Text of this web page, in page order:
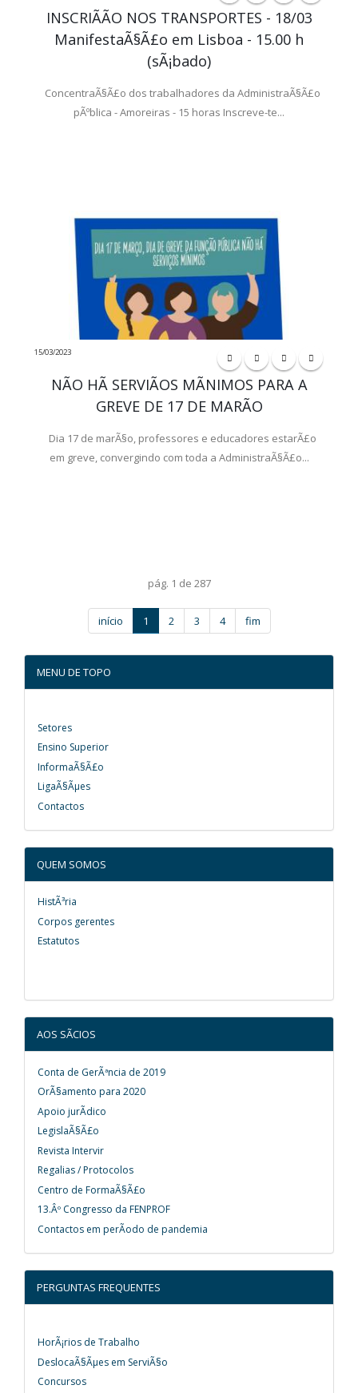
INSCRIÃÃO NOS TRANSPORTES - 18/03
ManifestaÃ§Ã£o em Lisboa - 15.00 h
(sÃ¡bado)
ConcentraÃ§Ã£o dos trabalhadores da AdministraÃ§Ã£o
pÃºblica - Amoreiras - 15 horas Inscreve-te...
15/03/2023
NÃO HÃ SERVIÃOS MÃNIMOS PARA A
GREVE DE 17 DE MARÃO
Dia 17 de marÃ§o, professores e educadores estarÃ£o
em greve, convergindo com toda a AdministraÃ§Ã£o...
pág. 1 de 287
início 1 2 3 4 fim
MENU DE TOPO
Setores
Ensino Superior
InformaÃ§Ã£o
LigaÃ§Ãµes
Contactos
QUEM SOMOS
HistÃ³ria
Corpos gerentes
Estatutos
AOS SÃCIOS
Conta de GerÃªncia de 2019
OrÃ§amento para 2020
Apoio jurÃ­dico
LegislaÃ§Ã£o
Revista Intervir
Regalias / Protocolos
Centro de FormaÃ§Ã£o
13.Âº Congresso da FENPROF
Contactos em perÃ­odo de pandemia
PERGUNTAS FREQUENTES
HorÃ¡rios de Trabalho
DeslocaÃ§Ãµes em ServiÃ§o
Concursos